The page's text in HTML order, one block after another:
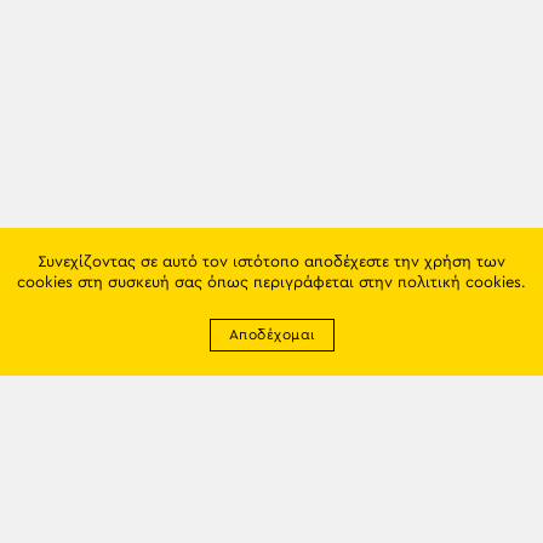
Συνεχίζοντας σε αυτό τον ιστότοπο αποδέχεστε την χρήση των
cookies στη συσκευή σας όπως περιγράφεται στην πολιτική cookies.
Αποδέχομαι